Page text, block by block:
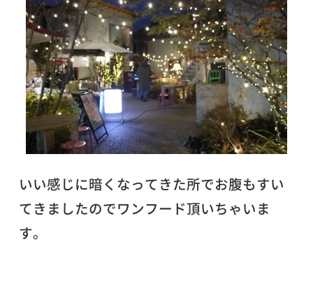
いい感じに暗くなってきた所でお腹もすい
てきましたのでワンフード頂いちゃいま
す。